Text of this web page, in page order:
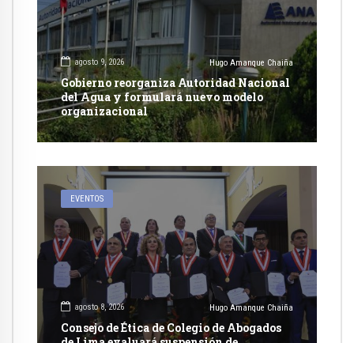
agosto 9, 2026 Hugo Amanque Chaiña
Gobierno reorganiza Autoridad Nacional
del Agua y formulará nuevo modelo
organizacional
EVENTOS
agosto 8, 2026 Hugo Amanque Chaiña
Consejo de Ética de Colegio de Abogados